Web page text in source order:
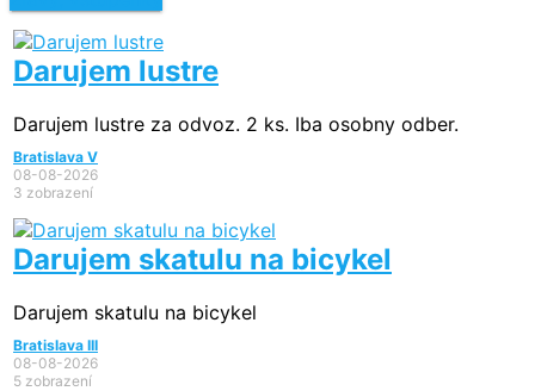
Darujem lustre
Darujem lustre za odvoz. 2 ks. Iba osobny odber.
Bratislava V
08-08-2026
3 zobrazení
Darujem skatulu na bicykel
Darujem skatulu na bicykel
Bratislava III
08-08-2026
5 zobrazení